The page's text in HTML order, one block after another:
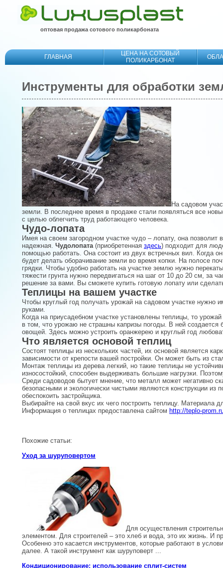
оптовая продажа сотового поликарбоната
ГЛАВНАЯ
ЦЕНА НА СОТОВЫЙ
ПОЛИКАРБОНАТ
Инструменты для обработки
На садовом
земли. В последнее время в продаже стали появляться все
с целью облегчить труд работающего человека.
Чудо-лопата
Имея на своем загородном участке чудо – лопату, она
надежная. Чудолопата(приобретенная здесь) подходит для
помощью работать. Она состоит из двух встречных вил. Когда
будет делать оборачивание земли во время копки. На полосе
грядки. Чтобы удобно работать на участке землю нужно
тяжести грунта нужно передвигаться на шаг от 10 до 20 см, за
решение за вами. Вы сможете купить готовую лопату или
Теплицы на вашем участке
Чтобы круглый год получать урожай на садовом участке нужно
руками.
Когда на приусадебном участке установлены теплицы, то
в том, что урожаю не страшны капризы погоды. В ней
овощей. Здесь можно устроить оранжерею и круглый год
Что является основой теплиц
Состоят теплицы из нескольких частей, их основой является
зависимости от крепости вашей постройки. Он может быть из
Монтаж теплицы из дерева легкий, но такие теплицы не
износостойкий, способен выдерживать большие нагрузки.
Среди садоводов бытует мнение, что металл может негативно
безопасными и экологически чистыми являются конструкции
обеспокоить застройщика.
Выбирайте на свой вкус их чего построить теплицу. Материала
Информация о теплицах предоставлена сайтом http://teplo-
Похожие статьи:
Уход за шуруповертом
Для осуществления
элементом. Для строителей – это хлеб и вода, это их жизнь. И
Особенно это касается инструментов, которые работают в
далее. А такой инструмент как шуруповерт ...
Кондиционирование: использование сплит-систем